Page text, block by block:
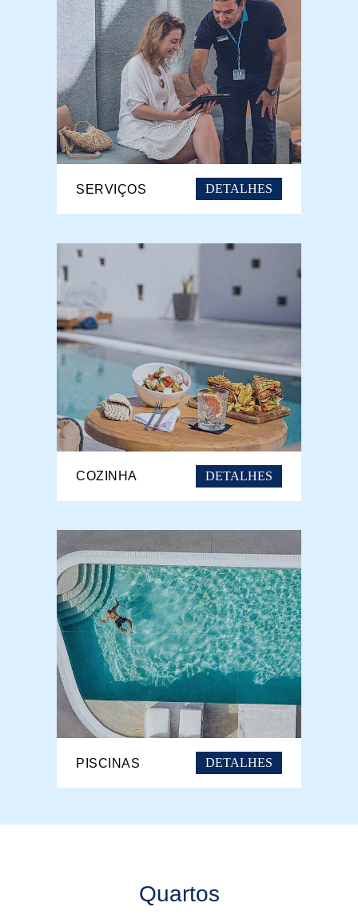
SERVIÇOS DETALHES
COZINHA DETALHES
PISCINAS DETALHES
Quartos